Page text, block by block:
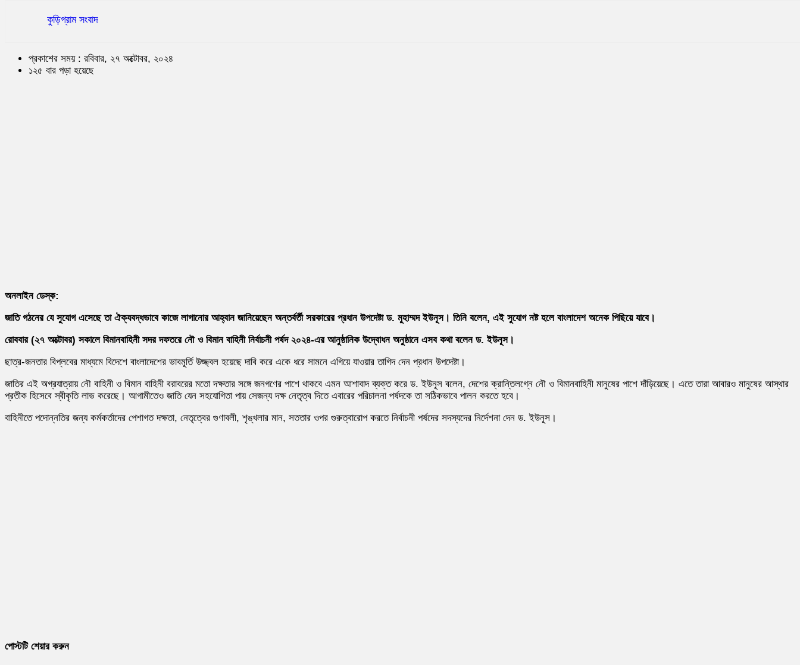
কুড়িগ্রাম সংবাদ
প্রকাশের সময় : রবিবার, ২৭ অক্টোবর, ২০২৪
১২৫ বার পড়া হয়েছে
অনলাইন ডেস্ক:
জাতি গঠনের যে সুযোগ এসেছে তা ঐক্যবদ্ধভাবে কাজে লাগানোর আহ্বান জানিয়েছেন অন্তর্বর্তী সরকারের প্রধান উপদেষ্টা ড. মুহাম্মদ ইউনূস। তিনি বলেন, এই সুযোগ নষ্ট হলে বাংলাদেশ অনেক পিছিয়ে যাবে।
রোববার (২৭ অক্টোবর) সকালে বিমানবাহিনী সদর দফতরে নৌ ও বিমান বাহিনী নির্বাচনী পর্ষদ ২০২৪-এর আনুষ্ঠানিক উদ্বোধন অনুষ্ঠানে এসব কথা বলেন ড. ইউনূস।
ছাত্র-জনতার বিপ্লবের মাধ্যমে বিদেশে বাংলাদেশের ভাবমূর্তি উজ্জ্বল হয়েছে দাবি করে একে ধরে সামনে এগিয়ে যাওয়ার তাগিদ দেন প্রধান উপদেষ্টা।
জাতির এই অগ্রযাত্রায় নৌ বাহিনী ও বিমান বাহিনী বরাবরের মতো দক্ষতার সঙ্গে জনগণের পাশে থাকবে এমন আশাবাদ ব্যক্ত করে ড. ইউনূস বলেন, দেশের ক্রান্তিলগ্নে নৌ ও বিমানবাহিনী মানুষের পাশে দাঁড়িয়েছে। এতে তারা আবারও মানুষের আস্থার
প্রতীক হিসেবে স্বীকৃতি লাভ করেছে। আগামীতেও জাতি যেন সহযোগিতা পায় সেজন্য দক্ষ নেতৃত্ব দিতে এবারের পরিচালনা পর্ষদকে তা সঠিকভাবে পালন করতে হবে।
বাহিনীতে পদোন্নতির জন্য কর্মকর্তাদের পেশাগত দক্ষতা, নেতৃত্বের গুণাবলী, শৃঙ্খলার মান, সততার ওপর গুরুত্বারোপ করতে নির্বাচনী পর্ষদের সদস্যদের নির্দেশনা দেন ড. ইউনূস।
পোস্টটি শেয়ার করুন